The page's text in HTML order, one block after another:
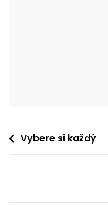
Navigace
Vybere si každý